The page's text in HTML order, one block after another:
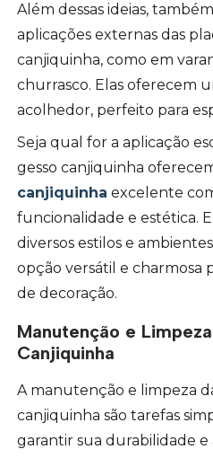
Além dessas ideias,
aplicações externas das
canjiquinha, como em
churrasco. Elas oferecem
acolhedor, perfeito para
Seja qual for a aplicação
gesso canjiquinha
canjiquinha excelente
funcionalidade e estética.
diversos estilos e
opção versátil e charmosa
de decoração.
Manutenção e
Canjiquinha
A manutenção e limpeza
canjiquinha são tarefas
garantir sua durabilidade e